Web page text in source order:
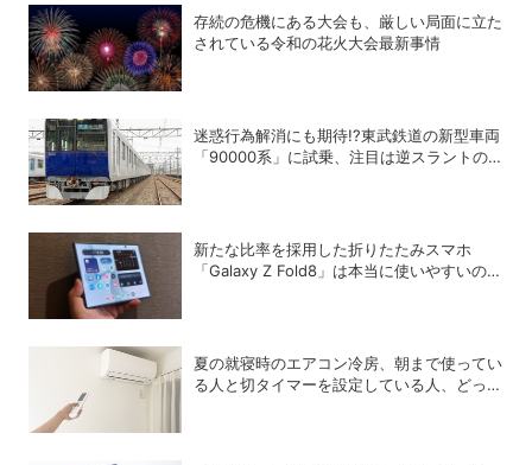
存続の危機にある大会も、厳しい局面に立た
されている令和の花火大会最新事情
迷惑行為解消にも期待!?東武鉄道の新型車両
「90000系」に試乗、注目は逆スラントの
新たな比率を採用した折りたたみスマホ
「Galaxy Z Fold8」は本当に使いやすいの
夏の就寝時のエアコン冷房、朝まで使ってい
る人と切タイマーを設定している人、どっち